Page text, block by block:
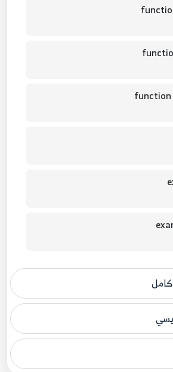
أي دورة ولهذا نضع المصدر الأصلي لكم